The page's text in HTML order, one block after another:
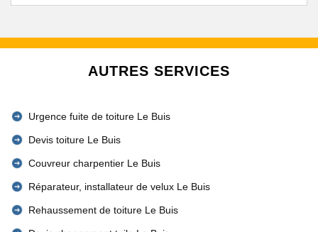
AUTRES SERVICES
Urgence fuite de toiture Le Buis
Devis toiture Le Buis
Couvreur charpentier Le Buis
Réparateur, installateur de velux Le Buis
Rehaussement de toiture Le Buis